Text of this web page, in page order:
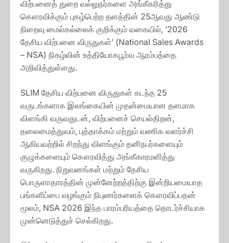
விற்பனைத் துறை வல்லுநர்களை அங்கீகரித்து
கௌரவிக்கும் புகழ்பெற்ற தளத்தின் 25ஆவது ஆண்டு
நிறைவு மைல்கல்லைக் குறிக்கும் வகையில், ‘2026
தேசிய விற்பனை விருதுகள்’ (National Sales Awards
– NSA) நிகழ்வின் உத்தியோகபூர்வ ஆரம்பத்தை
அறிவித்துள்ளது.
SLIM தேசிய விற்பனை விருதுகள் கடந்த 25
வருடங்களாக இலங்கையின் முதன்மையான தளமாக
விளங்கி வருவதுடன், விற்பனைச் செயல்திறன்,
தலைமைத்துவம், புத்தாக்கம் மற்றும் வணிக வளர்ச்சி
ஆகியவற்றில் சிறந்து விளங்கும் தனிநபர்களையும்
குழுக்களையும் கௌரவித்து அங்கீகாரமளித்து
வருகிறது. நிறுவனங்கள் மற்றும் தேசிய
பொருளாதாரத்தின் முன்னேற்றத்திற்கு இன்றியமையாத
பங்களிப்பை வழங்கும் நிபுணர்களைக் கௌரவிப்பதன்
மூலம், NSA 2026 இந்த பாரம்பரியத்தை தொடர்ச்சியாக
முன்னெடுத்துச் செல்கிறது.